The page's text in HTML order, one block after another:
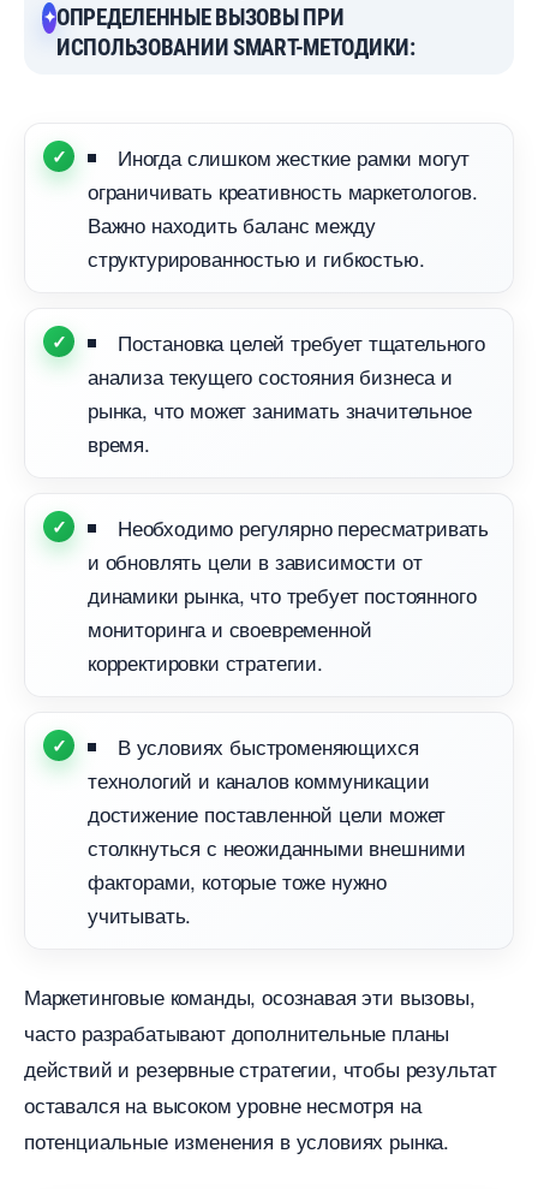
ОПРЕДЕЛЕННЫЕ ВЫЗОВЫ ПРИ
ИСПОЛЬЗОВАНИИ SMART-МЕТОДИКИ:
Иногда слишком жесткие рамки могут
ограничивать креативность маркетологов.
ажно находить баланс между
структурированностью и гибкостью.
Постановка целей требует тщательного
анализа текущего состояния бизнеса и
рынка, что может занимать значительное
ремя.
Необходимо регулярно пересматривать
и обновлять цели в зависимости от
динамики рынка, что требует постоянного
мониторинга и своевременной
корректировки стратегии.
условиях быстроменяющихся
технологий и каналов коммуникации
достижение поставленной цели может
столкнуться с неожиданными внешними
факторами, которые тоже нужно
учитывать.
Маркетинговые команды, осознавая эти вызовы,
часто разрабатывают дополнительные планы
действий и резервные стратегии, чтобы результат
оставался на высоком уровне несмотря на
потенциальные изменения в условиях рынка.